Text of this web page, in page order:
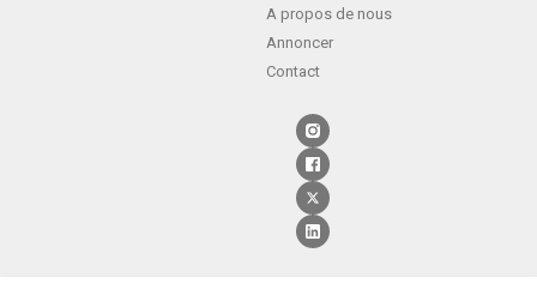
A propos de nous
Annoncer
Contact